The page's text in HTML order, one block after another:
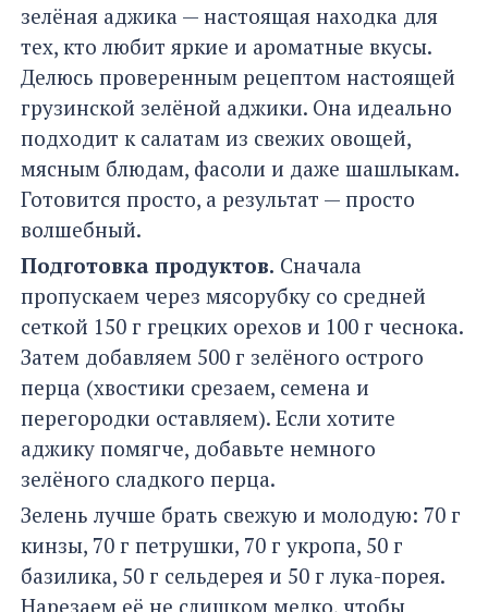
зелёная аджика — настоящая находка для
тех, кто любит яркие и ароматные вкусы.
Делюсь проверенным рецептом настоящей
грузинской зелёной аджики. Она идеально
подходит к салатам из свежих овощей,
мясным блюдам, фасоли и даже шашлыкам.
Готовится просто, а результат — просто
волшебный.
Подготовка продуктов. Сначала
пропускаем через мясорубку со средней
сеткой 150 г грецких орехов и 100 г чеснока.
Затем добавляем 500 г зелёного острого
перца (хвостики срезаем, семена и
перегородки оставляем). Если хотите
аджику помягче, добавьте немного
зелёного сладкого перца.
Зелень лучше брать свежую и молодую: 70 г
кинзы, 70 г петрушки, 70 г укропа, 50 г
базилика, 50 г сельдерея и 50 г лука-порея.
Нарезаем её не слишком мелко, чтобы